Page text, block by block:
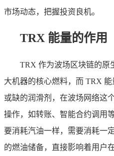
市场动态，把握投资良机。
TRX 能量的作用
TRX 作为波场区块链的原
大机器的核心燃料，而 TRX
或缺的润滑剂，在波场网络这
操作，如转账、智能合约调用
要消耗汽油一样，需要消耗一
的燃油储备，直接影响着用户